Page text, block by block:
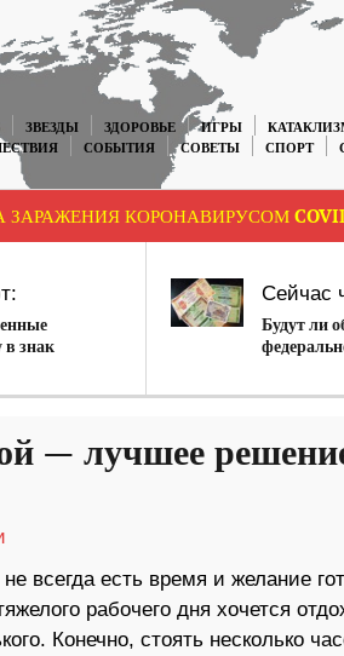
ЗВЕЗДЫ ЗДОРОВЬЕ ИГРЫ
СОБЫТИЯ СОВЕТЫ СПОРТ
ЗАРАЖЕНИЯ КОРОНАВИРУСОМ
знак
Сейчас
Будут ли
— лучшее
всегда есть время и желание
рабочего дня хочется
Конечно, стоять несколько